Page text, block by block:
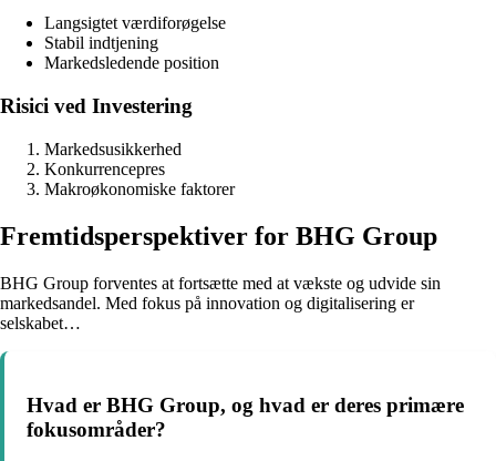
Langsigtet værdiforøgelse
Stabil indtjening
Markedsledende position
Risici ved Investering
Markedsusikkerhed
Konkurrencepres
Makroøkonomiske faktorer
Fremtidsperspektiver for BHG Group
BHG Group forventes at fortsætte med at vækste og udvide sin
markedsandel. Med fokus på innovation og digitalisering er
selskabet…
Hvad er BHG Group, og hvad er deres primære
fokusområder?